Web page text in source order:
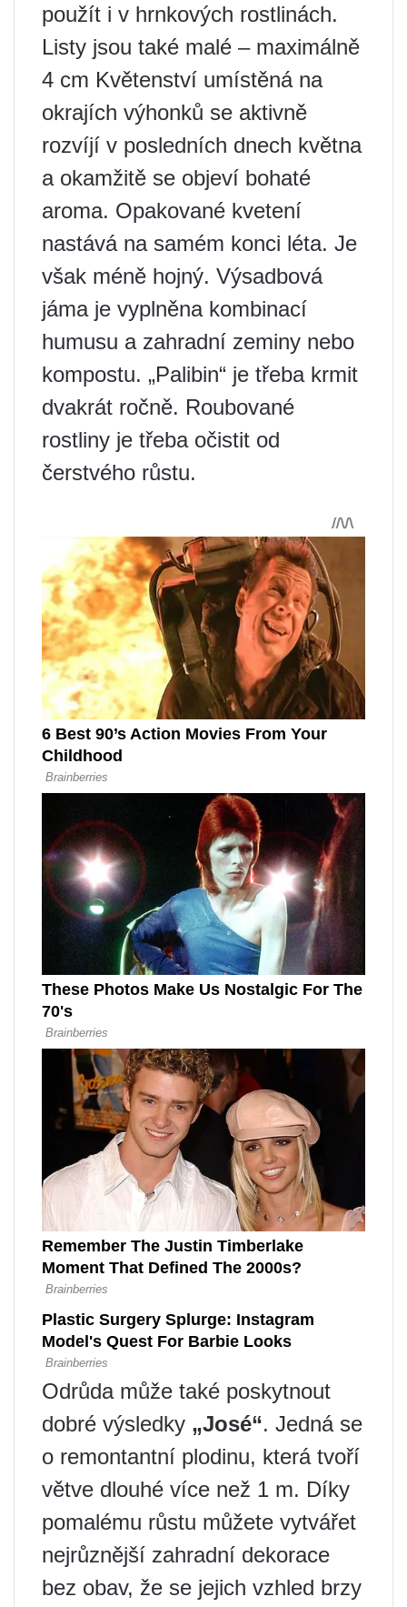
použít i v hrnkových rostlinách.
Listy jsou také malé – maximálně
4 cm Květenství umístěná na
okrajích výhonků se aktivně
rozvíjí v posledních dnech května
a okamžitě se objeví bohaté
aroma. Opakované kvetení
nastává na samém konci léta. Je
však méně hojný. Výsadbová
jáma je vyplněna kombinací
humusu a zahradní zeminy nebo
kompostu. „Palibin“ je třeba krmit
dvakrát ročně. Roubované
rostliny je třeba očistit od
čerstvého růstu.
Odrůda může také poskytnout
dobré výsledky „José“. Jedná se
o remontantní plodinu, která tvoří
větve dlouhé více než 1 m. Díky
pomalému růstu můžete vytvářet
nejrůznější zahradní dekorace
bez obav, že se jejich vzhled brzy